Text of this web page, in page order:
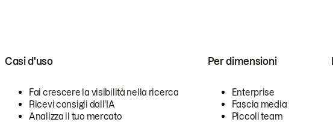
Casi d'uso
Fai crescere la visibilità nella ricerca
Ricevi consigli dall'IA
Analizza il tuo mercato
Per dimensioni
Enterprise
Fascia media
Piccoli team